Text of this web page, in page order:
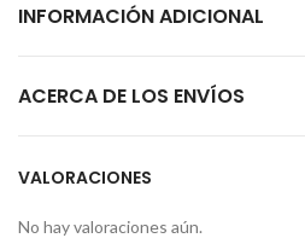
INFORMACIÓN ADICIONAL
ACERCA DE LOS ENVÍOS
VALORACIONES
No hay valoraciones aún.